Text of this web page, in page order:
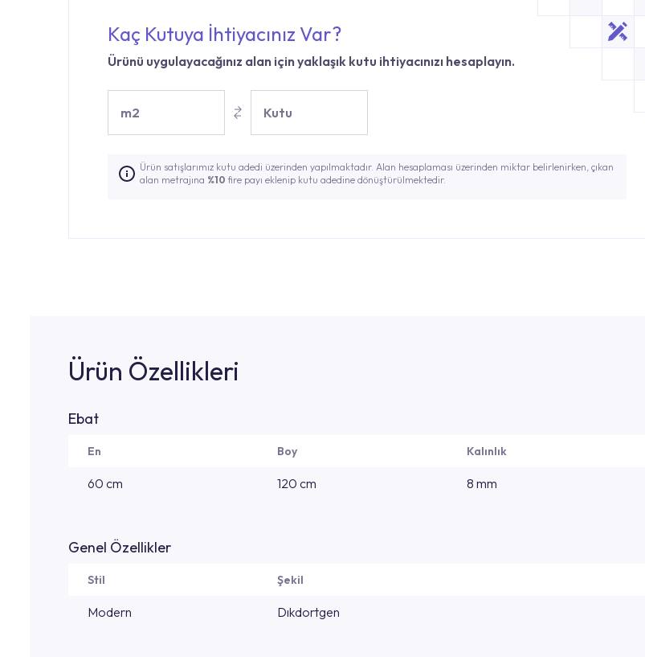
Kaç Kutuya İhtiyacınız Var?
Ürünü uygulayacağınız alan için yaklaşık kutu ihtiyacınızı hesaplayın.
m2 Kutu
Ürün satışlarımız kutu adedi üzerinden yapılmaktadır. Alan hesaplaması üzerinden miktar belirlenirken, çıkan
alan metrajına %10 fire payı eklenip kutu adedine dönüştürülmektedir.
Ürün Özellikleri
Ebat
En Boy Kalınlık
60 cm 120 cm 8 mm
Genel Özellikler
Stil Şekil
Modern Dıkdortgen